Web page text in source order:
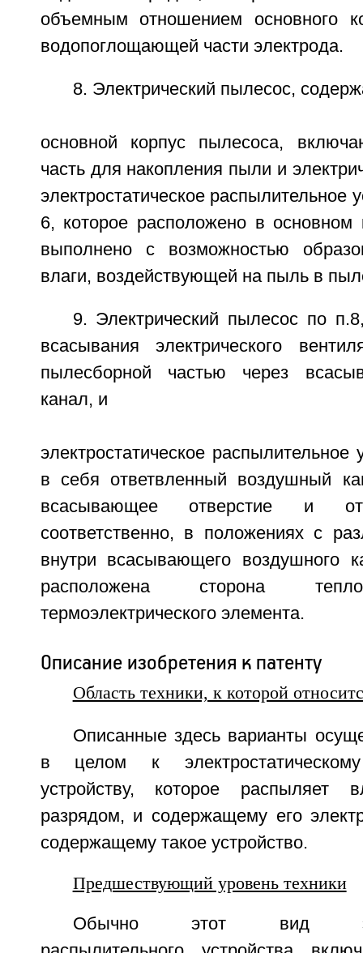
объемным отношением основного
водопоглощающей части электрода.
8. Электрический пылесос,
основной корпус пылесоса,
часть для накопления пыли и
электростатическое распылительное
6, которое расположено в основном
выполнено с возможностью
влаги, воздействующей на пыль в
9. Электрический пылесос по
всасывания электрического
пылесборной частью через
канал, и
электростатическое распылительное
в себя ответвленный воздушный
всасывающее отверстие и
соответственно, в положениях с
внутри всасывающего воздушного
расположена сторона
термоэлектрического элемента.
Описание изобретения к патенту
Область техники, к которой
Описанные здесь варианты
в целом к
устройству, которое распыляет
разрядом, и содержащему его
содержащему такое устройство.
Предшествующий уровень техники
Обычно этот вид